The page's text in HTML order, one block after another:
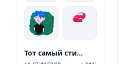
Тот самый стикерпак Ozon